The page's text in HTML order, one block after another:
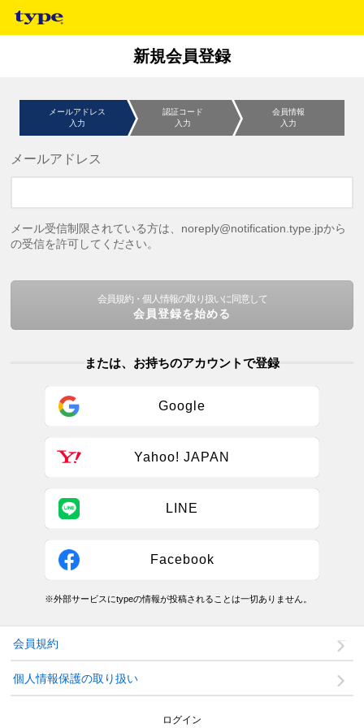
新規会員登録
メールアドレス
入力
認証コード
入力
会員情報
入力
メールアドレス
メール受信制限されている方は、noreply@notification.type.jpから
の受信を許可してください。
会員規約・個人情報の取り扱いに同意して
会員登録を始める
または、お持ちのアカウントで登録
Google
Yahoo! JAPAN
LINE
Facebook
※外部サービスにtypeの情報が投稿されることは一切ありません。
会員規約
個人情報保護の取り扱い
ログイン